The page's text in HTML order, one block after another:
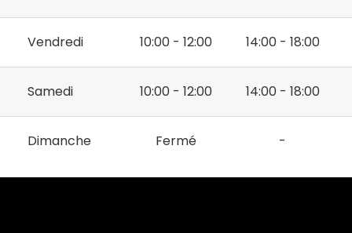
Vendredi 10:00 - 12:00 14:00 - 18:00
Samedi 10:00 - 12:00 14:00 - 18:00
Dimanche Fermé -